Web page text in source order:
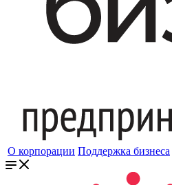
О корпорации Поддержка бизнеса